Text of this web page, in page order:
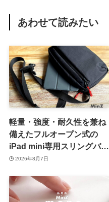
あわせて読みたい
軽量・強度・耐久性を兼ね
備えたフルオープン式の
iPad mini専用スリングバッ
グ「MinZ SLING mini for
2026年8月7日